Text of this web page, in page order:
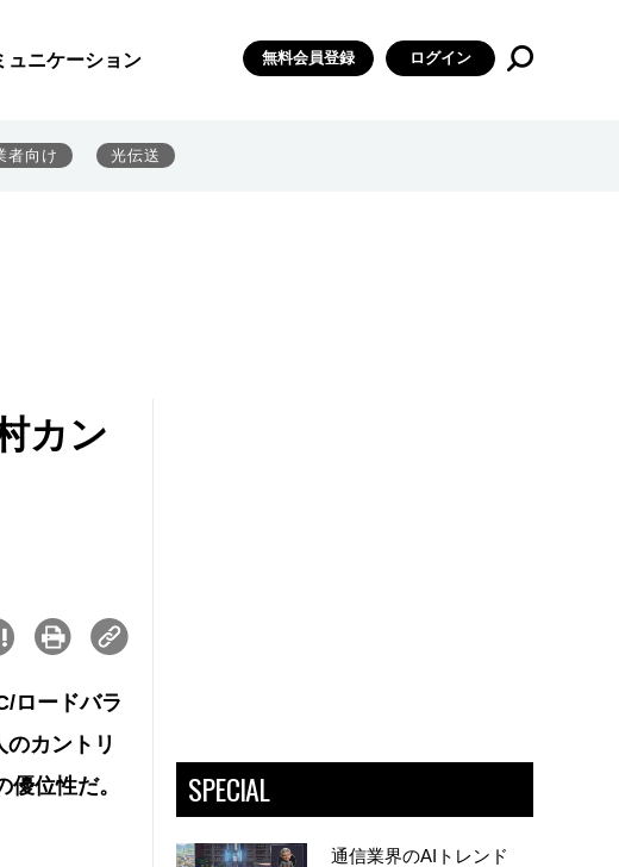
ュニケーション 無料会員登録 ログイン
者向け 光伝送
カン
ロードバラ
カントリ
位性だ。
SPECIAL
通信業界のAIトレンド